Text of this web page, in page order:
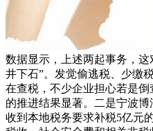
数据显示，上述两起事务，
井下石”。发觉偷逃税、少缴
在查税，不少企业担心若是
的推进结果显著。二是宁波
收到本地税务要求补税5亿元